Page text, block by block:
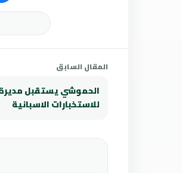
المقال السابق
الحموشي يستقبل مديرة
للاستخبارات الاسبانية